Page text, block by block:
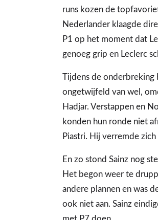
runs kozen de
Nederlander klaagde
P1 op het moment dat
genoeg grip en Leclerc
Tijdens de
ongetwijfeld van wel,
Hadjar. Verstappen en
konden hun ronde niet
Piastri. Hij verremde
En zo stond Sainz nog
Het begon weer te
andere plannen en was
ook niet aan. Sainz